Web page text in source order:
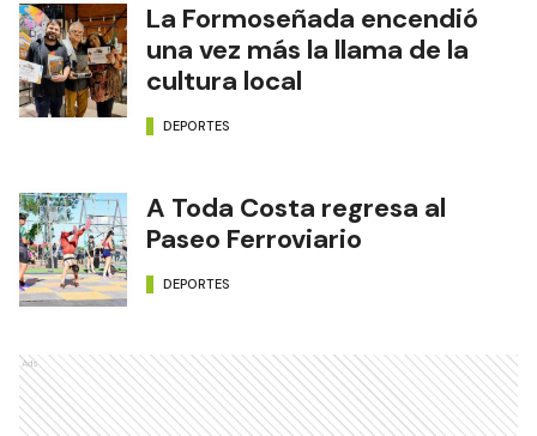
La Formoseñada encendió
una vez más la llama de la
cultura local
DEPORTES
A Toda Costa regresa al
Paseo Ferroviario
DEPORTES
Ads